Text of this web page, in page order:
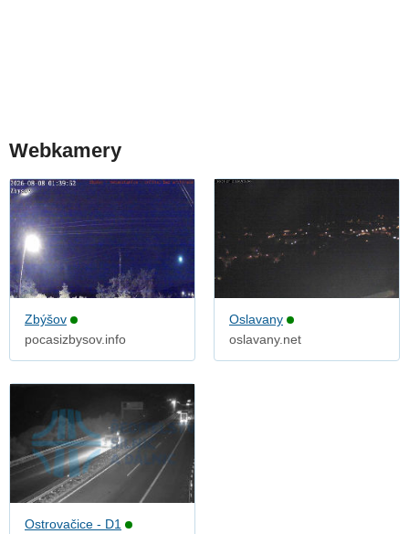
Webkamery
Zbýšov
pocasizbysov.info
Oslavany
oslavany.net
Ostrovačice - D1